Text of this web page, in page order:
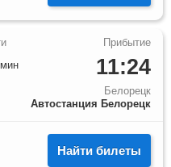
11:24
Белорецк
Автостанция Белорецк
мин
Найти билеты